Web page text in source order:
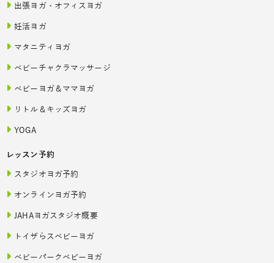
出張ヨガ・オフィスヨガ
妊活ヨガ
マタニティヨガ
ベビーチャクラマッサージ
ベビーヨガ＆ママヨガ
リトル＆キッズヨガ
YOGA
レッスン予約
スタジオヨガ予約
オンラインヨガ予約
JAHAヨガスタジオ概要
トイザらスベビーヨガ
ベビーパークベビーヨガ